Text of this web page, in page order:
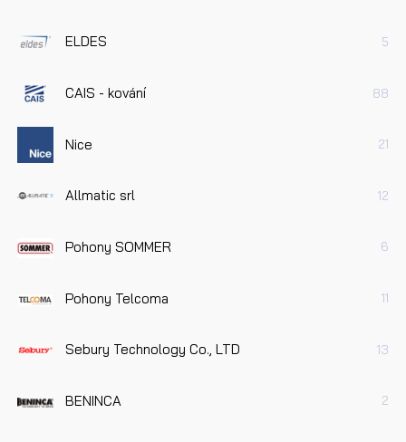
ELDES 5
CAIS - kování 88
Nice 21
Allmatic srl 12
Pohony SOMMER 6
Pohony Telcoma 11
Sebury Technology Co., LTD 13
BENINCA 2